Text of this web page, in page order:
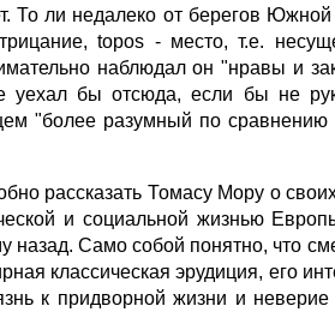
То ли недалеко от берегов Южной
topos - место, т.е.
наблюдал он "нравы и
уехал бы отсюда, если бы не
"более разумный по
рассказать Томасу Мору о
и социальной жизнью
назад. Само собой понятно, что
классическая эрудиция, его
к придворной жизни и